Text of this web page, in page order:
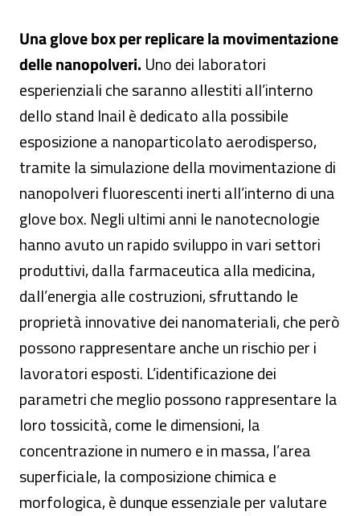
Una glove box per replicare la movimentazione
delle nanopolveri. Uno dei laboratori
esperienziali che saranno allestiti all’interno
dello stand Inail è dedicato alla possibile
esposizione a nanoparticolato aerodisperso,
tramite la simulazione della movimentazione di
nanopolveri fluorescenti inerti all’interno di una
glove box. Negli ultimi anni le nanotecnologie
hanno avuto un rapido sviluppo in vari settori
produttivi, dalla farmaceutica alla medicina,
dall’energia alle costruzioni, sfruttando le
proprietà innovative dei nanomateriali, che però
possono rappresentare anche un rischio per i
lavoratori esposti. L’identificazione dei
parametri che meglio possono rappresentare la
loro tossicità, come le dimensioni, la
concentrazione in numero e in massa, l’area
superficiale, la composizione chimica e
morfologica, è dunque essenziale per valutare